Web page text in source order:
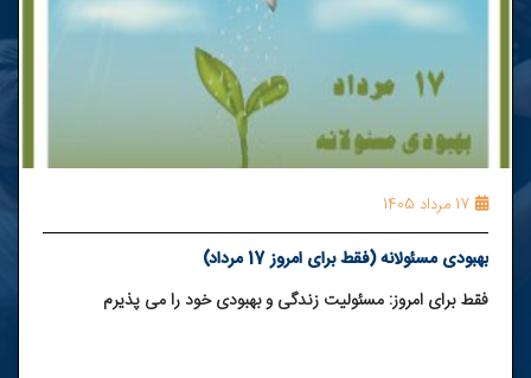
17 مرداد 1405
بهبودی مسئولانه (فقط برای امروز 17 مرداد)
فقط برای امروز: مسئولیت زندگی و بهبودی خود را می ⁯پذیرم